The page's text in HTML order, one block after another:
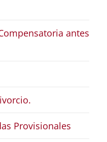
antes
Provisionales